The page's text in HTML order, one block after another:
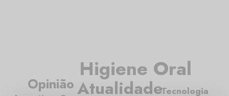
Atualidade
Higiene Oral
Opinião Tecnologia